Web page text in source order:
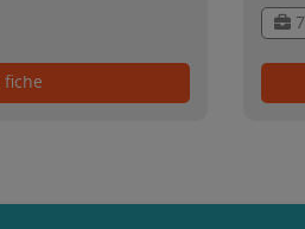
fiche